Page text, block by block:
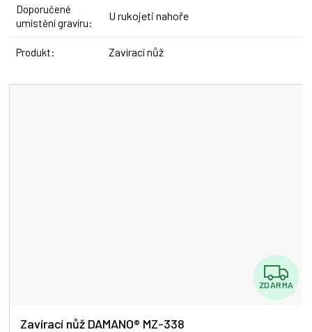
Doporučené
umístění gravíru:
U rukojeti nahoře
Produkt: Zavírací nůž
Z
D
ZDARMA
Zavírací nůž DAMANO® MZ-338